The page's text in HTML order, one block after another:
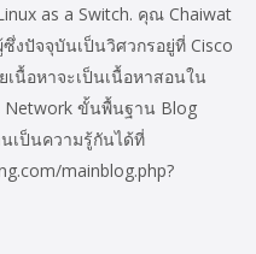
as a Switch. คุณ Chaiwat
งปัจจุบันเป็นวิศวกรอยู่ที่ Cisco
เนื้อหาจะเป็นเนื้อหาสอนใน
Network ขั้นพื้นฐาน Blog
เป็นความรู้กันได้ที่
mainblog.php?